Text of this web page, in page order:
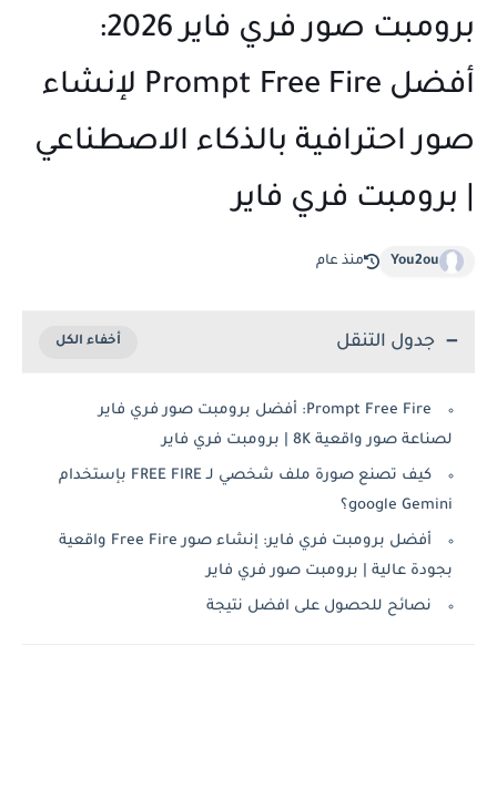
برومبت صور فري فاير 2026:
أفضل Prompt Free Fire لإنشاء
صور احترافية بالذكاء الاصطناعي
| برومبت فري فاير
You2ou منذ عام
جدول التنقل
Prompt Free Fire: أفضل برومبت صور فري فاير
لصناعة صور واقعية 8K | برومبت فري فاير
كيف تصنع صورة ملف شخصي لـ FREE FIRE بإستخدام
google Gemini؟
أفضل برومبت فري فاير: إنشاء صور Free Fire واقعية
بجودة عالية | برومبت صور فري فاير
نصائح للحصول على افضل نتيجة